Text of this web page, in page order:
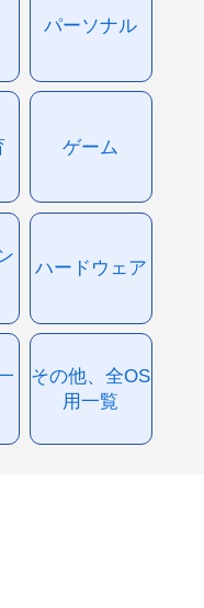
パーソナル
ゲーム
ハードウェア
その他、全OS
用一覧